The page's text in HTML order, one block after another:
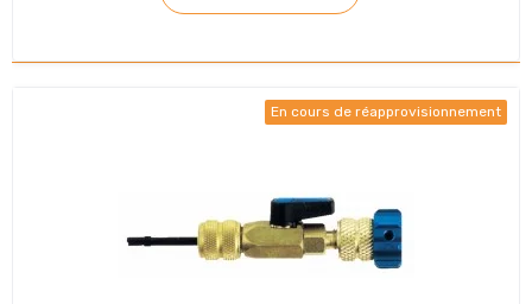
En cours de réapprovisionnement